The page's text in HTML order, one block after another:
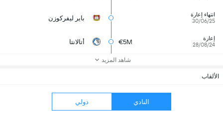
انتهاء إعارة
30/06/25
باير ليفركوزن
إعارة
28/08/24
€5M أتالانتا
شاهد المزيد
الألقاب
النادي دولي